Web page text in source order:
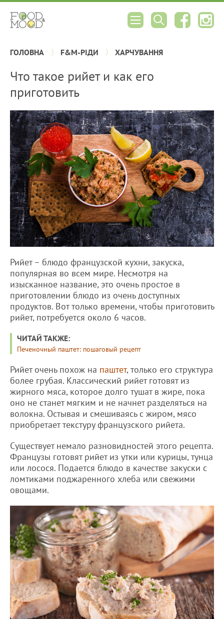
ГОЛОВНА F&M-РІДИ ХАРЧУВАННЯ
Что такое рийет и как его
приготовить
Рийет – блюдо французской кухни, закуска,
популярная во всем мире. Несмотря на
изысканное название, это очень простое в
приготовлении блюдо из очень доступных
продуктов. Вот только времени, чтобы приготовить
рийет, потребуется около 6 часов.
ЧИТАЙ ТАКЖЕ:
Печеночный паштет: пошаговый рецепт
Рийет очень похож на паштет, только его структура
более грубая. Классический рийет готовят из
жирного мяса, которое долго тушат в жире, пока
оно не станет мягким и не начнет разделяться на
волокна. Остывая и смешиваясь с жиром, мясо
приобретает текстуру французского рийета.
Существует немало разновидностей этого рецепта.
Французы готовят рийет из утки или курицы, тунца
или лосося. Подается блюдо в качестве закуски с
ломтиками поджаренного хлеба или свежими
овощами.